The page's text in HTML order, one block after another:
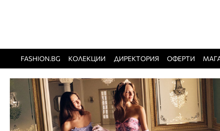
FASHION.BG КОЛЕКЦИИ ДИРЕКТОРИЯ ОФЕРТИ